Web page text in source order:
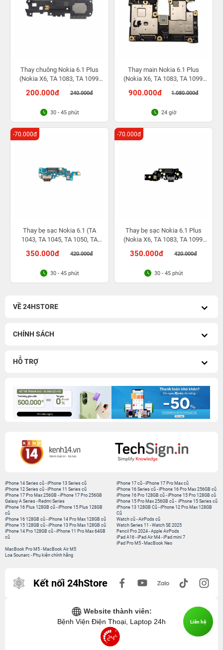
Thay chuông Nokia 6.1 Plus
(Nokia X6, TA 1083, TA 1099,
TA 1103)
200.000đ 240.000đ
30 - 45 phút
Thay main Nokia 6.1 Plus
(Nokia X6, TA 1083, TA 1099,
TA 1103)
900.000đ 1.080.000đ
24 giờ
Thay bẹ sạc Nokia 6.1 (TA
1043, TA 1045, TA 1050, TA
1054, TA 1068)
350.000đ 420.000đ
-70.000đ
30 - 45 phút
Thay bẹ sạc Nokia 6.1 Plus
(Nokia X6, TA 1083, TA 1099,
TA 1103)
350.000đ 420.000đ
-70.000đ
30 - 45 phút
VỀ 24HSTORE
CHÍNH SÁCH
HỖ TRỢ
iPhone 14 Series cũ -iPhone 13 Series cũ
iPhone 12 Series cũ -iPhone 11 Series cũ
iPhone 17 Pro Max 256GB -iPhone 17 Pro 256GB
Galaxy A Series - Redmi Series
iPhone 17 cũ -iPhone 17 Pro Max cũ
iPhone 16 Series cũ - iPhone 16 Pro Max 256GB cũ
iPhone 16 Pro 128GB cũ -iPhone 15 Pro 128GB cũ
iPhone 15 Pro Max 256GB cũ - iPhone 15 Series cũ
iPhone 16 Plus 128GB cũ -iPhone 15 Plus 128GB
cũ
iPhone 16 128GB cũ -iPhone 14 Pro Max 128GB cũ
iPhone 15 128GB cũ -iPhone 13 Pro Max 128GB cũ
iPhone 14 Pro 128GB cũ -iPhone 11 Pro Max 64GB
cũ
iPhone 13 128GB Cũ -iPhone 12 Pro Max 128GB
Cũ
Watch cũ -AirPods cũ
Watch Series 11 -Watch SE 2025
Pencil Pro 2024 -Apple AirPods
iPad A16 -iPad Air M4 -iPad mini 7
iPad Pro M5 - MacBook Neo
MacBook Pro M5 - MacBook Air M5
Loa Sounarc - Phụ kiện chính hãng
Kết nối 24hStore
Website thành viên:
Bệnh Viện Điện Thoại, Laptop 24h
Liên hệ